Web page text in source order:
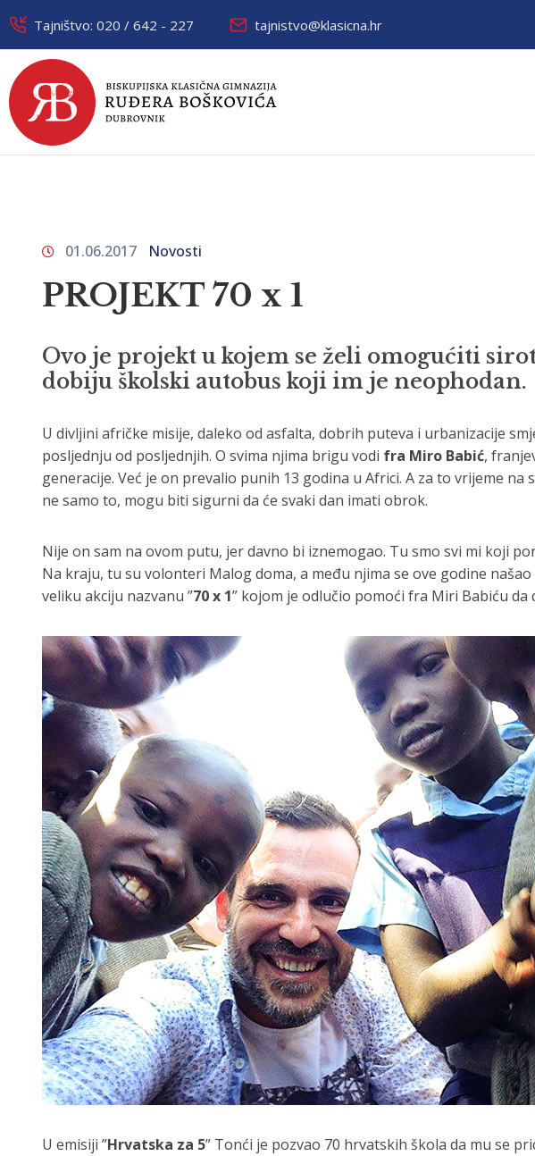
Tajništvo: 020 / 642 - 227 tajnistvo@klasicna.hr
01.06.2017 Novosti
PROJEKT 70 x 1
Ovo je projekt u kojem se želi omogućiti
dobiju školski autobus koji im je neophodan.
U divljini afričke misije, daleko od asfalta, dobrih puteva i urbanizacije
posljednju od posljednjih. O svima njima brigu vodi fra Miro Babić,
generacije. Već je on prevalio punih 13 godina u Africi. A za to vrijeme
ne samo to, mogu biti sigurni da će svaki dan imati obrok.
Nije on sam na ovom putu, jer davno bi iznemogao. Tu smo svi mi koji
Na kraju, tu su volonteri Malog doma, a među njima se ove godine
veliku akciju nazvanu ”70 x 1” kojom je odlučio pomoći fra Miri Babiću
U emisiji ”Hrvatska za 5” Tonći je pozvao 70 hrvatskih škola da mu se